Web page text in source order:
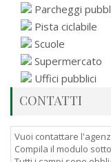
Parcheggi
Pista ciclabile
Scuole
Supermercato
Uffici pubblici
CONTATTI
Vuoi contattare
Compila il modulo